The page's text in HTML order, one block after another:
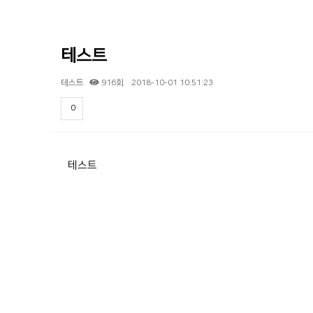
테스트
테스트 916회 2018-10-01 10:51:23
0
테스트